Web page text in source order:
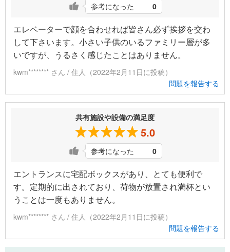
参考になった 0
エレベーターで顔を合わせれば皆さん必ず挨拶を交わ
して下さいます。小さい子供のいるファミリー層が多
いですが、うるさく感じたことはありません。
kwm******** さん / 住人（2022年2月11日に投稿）
問題を報告する
共有施設や設備の満足度
5.0
参考になった 0
エントランスに宅配ボックスがあり、とても便利で
す。定期的に出されており、荷物が放置され満杯とい
うことは一度もありません。
kwm******** さん / 住人（2022年2月11日に投稿）
問題を報告する